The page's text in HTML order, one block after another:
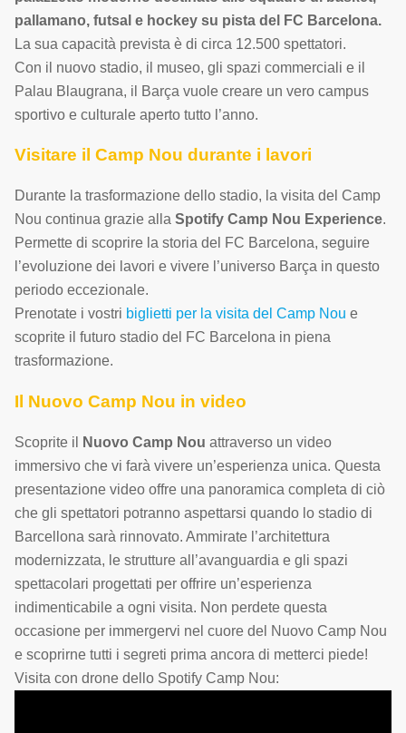
pallamano, futsal e hockey su pista del FC Barcelona.
La sua capacità prevista è di circa 12.500 spettatori.
Con il nuovo stadio, il museo, gli spazi commerciali e il
Palau Blaugrana, il Barça vuole creare un vero campus
sportivo e culturale aperto tutto l’anno.
Visitare il Camp Nou durante i lavori
Durante la trasformazione dello stadio, la visita del Camp
Nou continua grazie alla Spotify Camp Nou Experience.
Permette di scoprire la storia del FC Barcelona, seguire
l’evoluzione dei lavori e vivere l’universo Barça in questo
periodo eccezionale.
Prenotate i vostri biglietti per la visita del Camp Nou e
scoprite il futuro stadio del FC Barcelona in piena
trasformazione.
Il Nuovo Camp Nou in video
Scoprite il Nuovo Camp Nou attraverso un video
immersivo che vi farà vivere un’esperienza unica. Questa
presentazione video offre una panoramica completa di ciò
che gli spettatori potranno aspettarsi quando lo stadio di
Barcellona sarà rinnovato. Ammirate l’architettura
modernizzata, le strutture all’avanguardia e gli spazi
spettacolari progettati per offrire un’esperienza
indimenticabile a ogni visita. Non perdete questa
occasione per immergervi nel cuore del Nuovo Camp Nou
e scoprirne tutti i segreti prima ancora di metterci piede!
Visita con drone dello Spotify Camp Nou: